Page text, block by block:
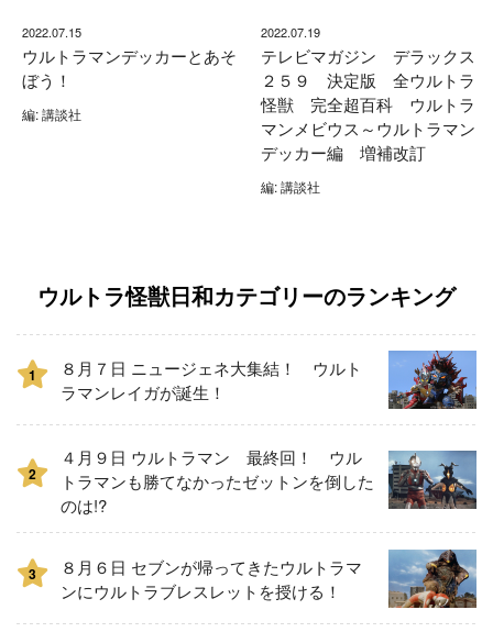
2022.07.15
ウルトラマンデッカーとあそ
ぼう！
編: 講談社
2022.07.19
テレビマガジン デラックス
２５９ 決定版 全ウルトラ
怪獣 完全超百科 ウルトラ
マンメビウス～ウルトラマン
デッカー編 増補改訂
編: 講談社
ウルトラ怪獣日和カテゴリーのランキング
1
８月７日 ニュージェネ大集結！ ウルト
ラマンレイガが誕生！
2
４月９日 ウルトラマン 最終回！ ウル
トラマンも勝てなかったゼットンを倒した
のは!?
3
８月６日 セブンが帰ってきたウルトラマ
ンにウルトラブレスレットを授ける！